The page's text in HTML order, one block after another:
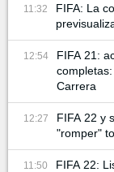
11:32
FIFA: La
12:54
FIFA 21:
Carrera
12:27
FIFA 22 y
"romper"
11:50
FIFA 22: